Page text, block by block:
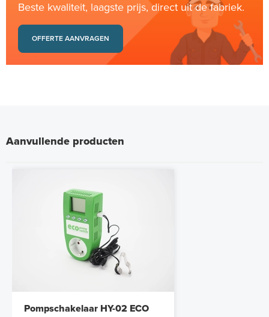
Beste kwaliteit, laagste prijs, direct uit de fabriek.
OFFERTE AANVRAGEN
Aanvullende producten
Pompschakelaar HY-02 ECO